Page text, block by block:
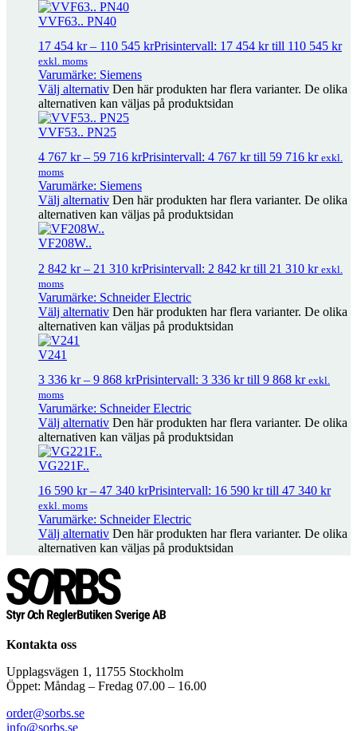
Adapter för M800 på Siemens ventiler 921kr exkl. moms
Packbox Schneider Electric Typ S 972 kr exkl. moms
AV8-25 639
KH8 – Spjällarm 455kr exkl. moms
STP300.. 0/100 2 326
exkl. moms
STP300.. -50/50 2 332kr exkl. moms
STO300 -50/50c 2 646
STC300 0/100
VVF63.. PN40
17 454 kr – 110 545 krPrisintervall: 17 454 kr till 110 545 kr
exkl. moms
Varumärke: Siemens
Välj alternativ Den här produkten har flera varianter. De olika
alternativen kan väljas på produktsidan
VVF53.. PN25
4 767 kr – 59 716 krPrisintervall: 4 767 kr till 59 716 kr exkl.
moms
Varumärke: Siemens
Välj alternativ Den här produkten har flera varianter. De olika
alternativen kan väljas på produktsidan
VF208W..
2 842 kr – 21 310 krPrisintervall: 2 842 kr till 21 310 kr exkl.
moms
Varumärke: Schneider Electric
Välj alternativ Den här produkten har flera varianter. De olika
alternativen kan väljas på produktsidan
V241
3 336 kr – 9 868 krPrisintervall: 3 336 kr till 9 868 kr exkl.
moms
Varumärke: Schneider Electric
Välj alternativ Den här produkten har flera varianter. De olika
alternativen kan väljas på produktsidan
VG221F..
16 590 kr – 47 340 krPrisintervall: 16 590 kr till 47 340 kr
exkl. moms
Varumärke: Schneider Electric
Välj alternativ Den här produkten har flera varianter. De olika
alternativen kan väljas på produktsidan
Kontakta oss
Upplagsvägen 1, 11755 Stockholm
Öppet: Måndag – Fredag 07.00 – 16.00
order@sorbs.se
info@sorbs.se